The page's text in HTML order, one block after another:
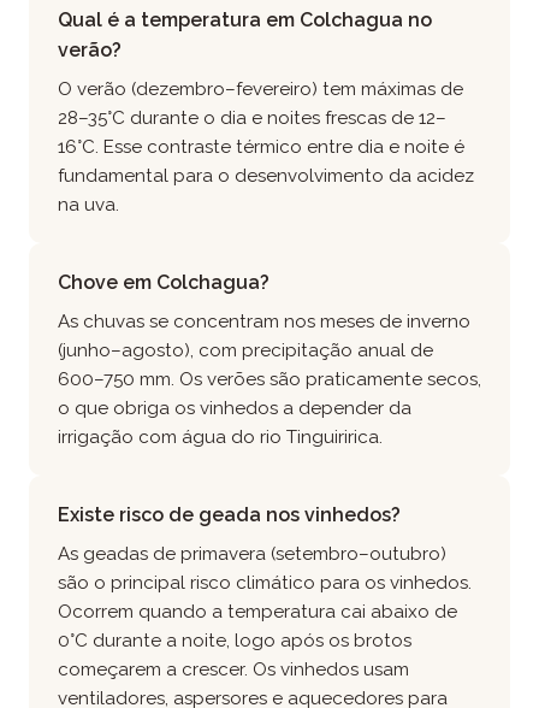
Qual é a temperatura em Colchagua no
verão?
O verão (dezembro–fevereiro) tem máximas de
28–35°C durante o dia e noites frescas de 12–
16°C. Esse contraste térmico entre dia e noite é
fundamental para o desenvolvimento da acidez
na uva.
Chove em Colchagua?
As chuvas se concentram nos meses de inverno
(junho–agosto), com precipitação anual de
600–750 mm. Os verões são praticamente secos,
o que obriga os vinhedos a depender da
irrigação com água do rio Tinguiririca.
Existe risco de geada nos vinhedos?
As geadas de primavera (setembro–outubro)
são o principal risco climático para os vinhedos.
Ocorrem quando a temperatura cai abaixo de
0°C durante a noite, logo após os brotos
começarem a crescer. Os vinhedos usam
ventiladores, aspersores e aquecedores para